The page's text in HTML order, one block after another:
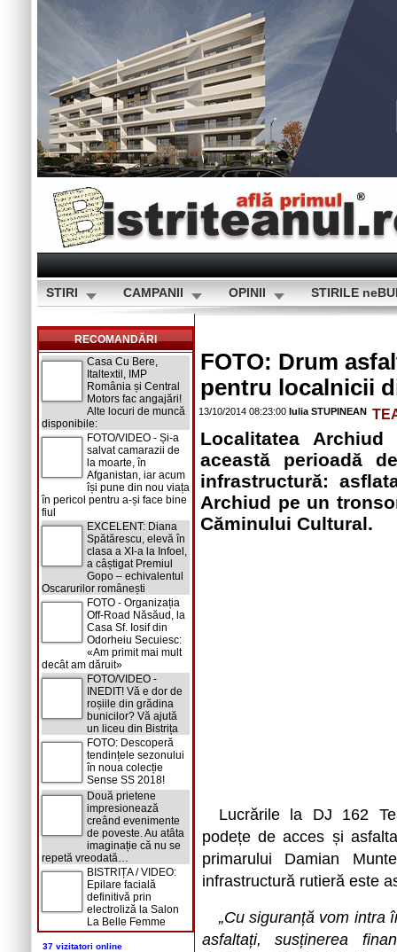
STIRI CAMPANII OPINII STIRILE
RECOMANDĂRI
Casa Cu Bere,
Italtextil, IMP
România și Central
Motors fac angajări!
Alte locuri de muncă
disponibile:
FOTO/VIDEO - Și-a
salvat camarazii de
la moarte, în
Afganistan, iar acum
își pune din nou viața
în pericol pentru a-și face bine
fiul
EXCELENT: Diana
Spătărescu, elevă în
clasa a XI-a la Infoel,
a câștigat Premiul
Gopo – echivalentul
Oscarurilor românești
FOTO - Organizația
Off-Road Năsăud, la
Casa Sf. Iosif din
Odorheiu Secuiesc:
«Am primit mai mult
decât am dăruit»
FOTO/VIDEO -
INEDIT! Vă e dor de
roșiile din grădina
bunicilor? Vă ajută
un liceu din Bistrița
FOTO: Descoperă
tendințele sezonului
în noua colecție
Sense SS 2018!
Două prietene
impresionează
creând evenimente
de poveste. Au atâta
imaginație că nu se
repetă vreodată…
BISTRIȚA / VIDEO:
Epilare facială
definitivă prin
electroliză la Salon
La Belle Femme
37 vizitatori online
FOTO: Drum
pentru localnicii
13/10/2014 08:23:00 Iulia STUPINEAN
Localitatea
această perioadă
infrastructură:
Archiud pe un
Căminului Cultural.
Lucrările la DJ 162
podețe de acces și
primarului Damian
infrastructură rutieră este
„Cu siguranță vom intra
asfaltați, susținerea